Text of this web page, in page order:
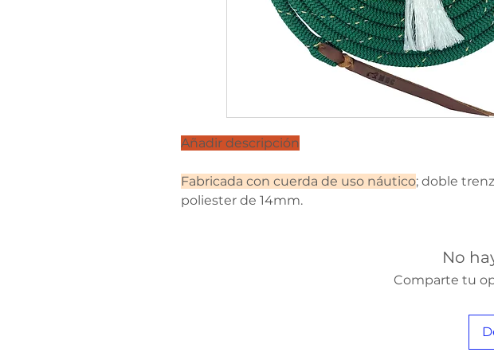
Añadir descripción
Fabricada con cuerda de uso náutico; doble
poliester de 14mm.
No
Comparte tu